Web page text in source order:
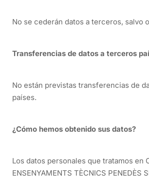
No se cederán datos a terceros, salvo
Transferencias de datos a terceros
No están previstas transferencias de
países.
¿Cómo hemos obtenido sus datos?
Los datos personales que tratamos en
ENSENYAMENTS TÈCNICS PENEDÈS